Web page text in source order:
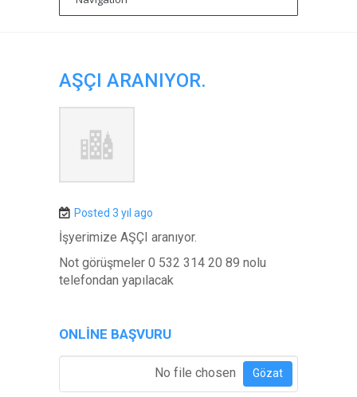
AŞÇI ARANIYOR.
Posted 3 yıl ago
İşyerimize AŞÇI aranıyor.
Not görüşmeler 0 532 314 20 89 nolu
telefondan yapılacak
ONLINE BAŞVURU
No file chosen Gözat